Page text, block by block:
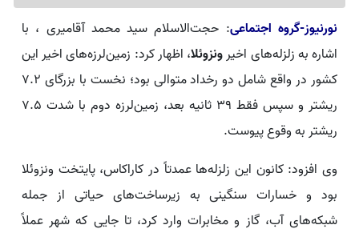
نورنیوز-گروه اجتماعی: حجت‌الاسلام سید محمد آقامیری ، با
اشاره به زلزله‌های اخیرونزوئلا، اظهار کرد: زمین‌لرزه‌های اخیر این
کشور در واقع شامل دو رخداد متوالی بود؛ نخست با بزرگای 7.2
ریشتر و سپس فقط 39 ثانیه بعد، زمین‌لرزه دوم با شدت 7.5
ریشتر به وقوع پیوست.
وی افزود: کانون این زلزله‌ها عمدتاً در کاراکاس، پایتخت ونزوئلا
بود و خسارات سنگینی به زیرساخت‌های حیاتی از جمله
شبکه‌های آب، گاز و مخابرات وارد کرد، تا جایی که شهر عملاً